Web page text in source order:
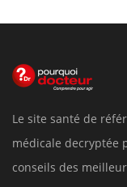
Le site santé de
médicale decryptée
conseils des